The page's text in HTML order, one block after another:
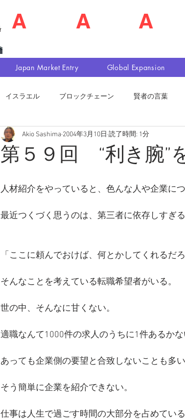
A A A
Japan Market Entry Global Expansion
イスラエル ブロックチェーン 賢者の言葉
第５９回 “利き腕”
Akio Sashima 2004年3月10日 読了時間: 1分
人材紹介をやっていると、色んな人や企業に
最近つくづく思うのは、第三者に依存しすぎ
「ここに頼んでおけば、何とかしてくれるだ
そんなことを考えている転職希望者がいる。
世の中、そんなに甘くない。
適職なんて1000件の求人のうちに1件あるかな
あっても企業側の要望と合致しないことも多い
そう簡単に企業を紹介できない。
仕事は人生で過ごす時間の大部分を占めている